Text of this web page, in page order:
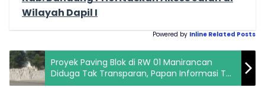
Wilayah Dapil I
Powered by Inline Related Posts
Proyek Paving Blok di RW 01 Manirancan
Diduga Tak Transparan, Papan Informasi Tak
Terpasang